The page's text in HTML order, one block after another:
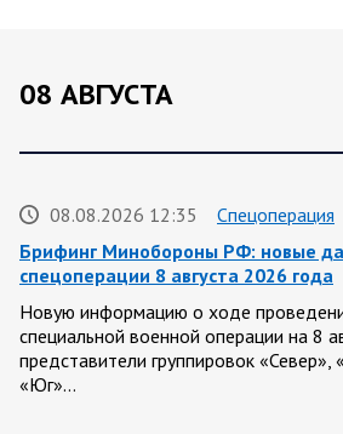
08 АВГУСТА
08.08.2026 12:35
Спецоперация
Брифинг Минобороны РФ: новые
спецоперации 8 августа 2026 года
Новую информацию о ходе
специальной военной операции на 8
представители группировок «Север»,
«Юг»…